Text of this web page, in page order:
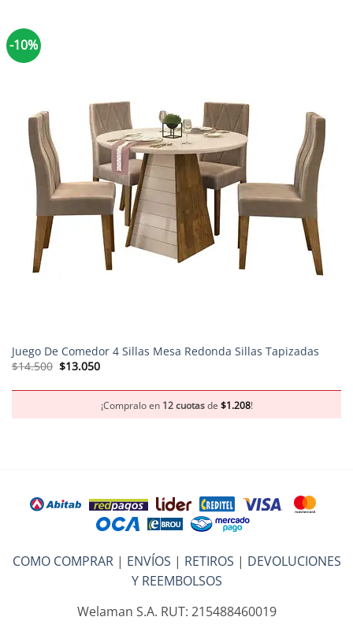
-10%
Juego De Comedor 4 Sillas Mesa Redonda Sillas Tapizadas
$14.500 El
precio
era:
$14.500.
$13.050El
precio
es:
$13.050.
¡Compralo en 12 cuotasde $1.208!
COMO COMPRAR| ENVÍOS | RETIROS | DEVOLUCIONES
Y REEMBOLSOS
Welaman S.A. RUT: 215488460019